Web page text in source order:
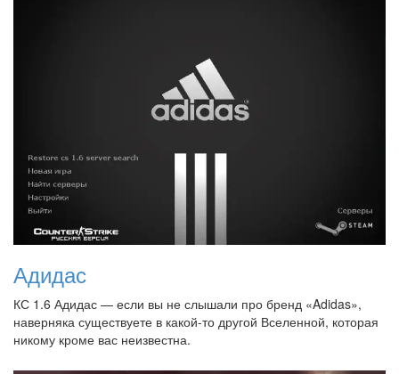
Адидас
КС 1.6 Адидас — если вы не слышали про бренд «Adidas»,
наверняка существуете в какой-то другой Вселенной, которая
никому кроме вас неизвестна.